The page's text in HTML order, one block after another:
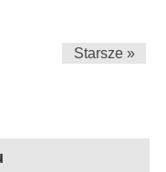
Starsze »